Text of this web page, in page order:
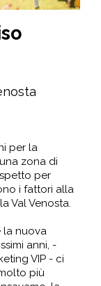
per la
zona di
per
i fattori alla
Val Venosta.
la nuova
anni, -
VIP - ci
più